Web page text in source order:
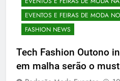
EVENTOS E FEIRAS DE MODA
FASHION NEWS
Tech Fashion Outono
em malha serão o